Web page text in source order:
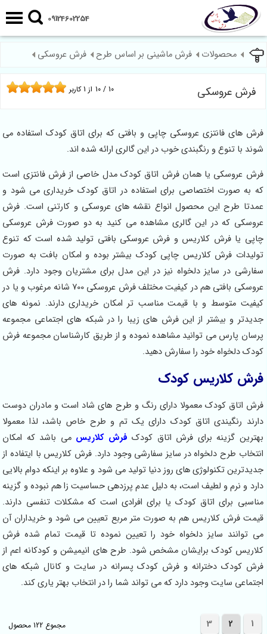
09124602254
محصولات فرش ماشینی بر اساس طرح فرش عروسکی
فرش عروسکی 10 / 10 از 1کاربر
فرش های فانتزی عروسکی چاپی و بافتی که برای اتاق کودک استفاده می
شوند با تنوع و رنگبندی خوب در این گالری ارائه شده اند.
فرش عروسکی یا همان فرش اتاق کودک مدل خاصی از فرش فانتزی است
که به صورت اختصاصی برای استفاده در اتاق کودک خریداری می شود و
عمدتا طرح این محصول انواع نقشه های عروسکی و کارتنی است. فرش
عروسکی که در این گالری مشاهده می کنید به دو صورت فرش عروسکی
چاپی یا فرش کلاریس و فرش عروسکی بافتی تولید شده است که تنوع
تولیدات فرش کلاریس چاپی کودک بیشتر بوده و امکان بافت به صورت
سفارشی در سایز دلخواه نیز در این مدل برای مشتریان وجود دارد. فرش
عروسکی بافتی هم در کیفیت مختلف فرش عروسکی 700 شانه مرغوب و یا در
کیفیت متوسط و با قیمت مناسب تر امکان خریداری دارند. نمونه های
جدیدتر و بیشتر از این فرش های زیبا را در شبکه های اجتماعی مجموعه
پرسان پارس می توانید مشاهده نموده و از طریق کارشناسان مجموعه فرش
کودک دلخواه خود را سفارش دهید.
فرش کلاریس کودک
فرش اتاق کودک معمولا دارای رنگ و طرح های شاد است و مادران دوست
دارند رنگیندی اتاق کودک دارای یک تم و طرح خاص باشد، لذا معمولا
بهترین گزینه برای فرش اتاق کودک فرش کلاریس می باشد که امکان
انتخاب طرح دلخواه در سایز سفارشی وجود دارد. فرش کلاریس با ایتفاده از
جدیدترین تکنولوژی های روز دنیا تولید می شود و علاوه بر اینکه دوام بالایی
دارد و نرم و لطیف است، به دلیل عدم پرزدهی حساسیت زا هم نبوده و گزینه
مناسبی برای اتاق کودک یا برای افرادی است که مشکلات تنفسی دارند.
قیمت فرش کلاریس هم به صورت متر مربع تعیین می شود و خریداران آن
می توانند سایز دلخواه خود را تعیین نموده تا قیمت تمام شده فرش
کلاریس کودک برایشان مشخص شود. طرح های انیمیشن و کودکانه اعم از
فرش کودک دخترانه و فرش کودک پسرانه در سایت و کانال شبکه های
اجتماعی سایت وجود دارد که می تواند شما را در انتخاب بهتر یاری کند.
1
2
3 مجموع 122 محصول